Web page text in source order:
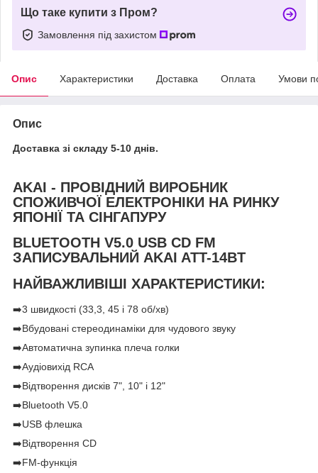
Що таке купити з Пром?
Замовлення під захистом
Опис Характеристики Доставка Оплата Умови
Опис
Доставка зі складу 5-10 днів.
AKAI - ПРОВІДНИЙ ВИРОБНИК
СПОЖИВЧОЇ ЕЛЕКТРОНІКИ НА РИНКУ
ЯПОНІЇ ТА СІНГАПУРУ
BLUETOOTH V5.0 USB CD FM
ЗАПИСУВАЛЬНИЙ AKAI ATT-14BT
НАЙВАЖЛИВІШІ ХАРАКТЕРИСТИКИ:
➡️3 швидкості (33,3, 45 і 78 об/хв)
➡️Вбудовані стереодинаміки для чудового звуку
➡️Автоматична зупинка плеча голки
➡️Аудіовихід RCA
➡️Відтворення дисків 7", 10" і 12"
➡️Bluetooth V5.0
➡️USB флешка
➡️Відтворення CD
➡️FM-функція